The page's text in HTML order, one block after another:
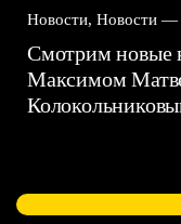
Новости, Новости —
Смотрим новые
Максимом